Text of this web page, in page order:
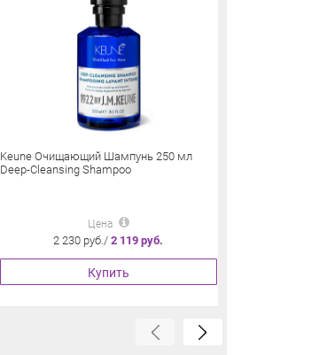
Keune Очищающий Шампунь 250 мл
Deep-Cleansing Shampoo
Цена
2 230 руб./2 119 руб.
Купить